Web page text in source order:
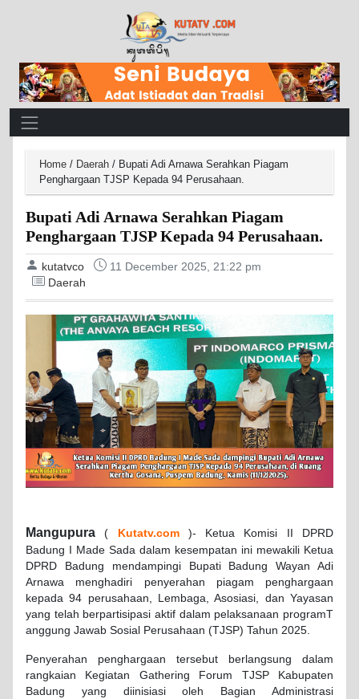
Main Navigation
Home / Daerah / Bupati Adi Arnawa Serahkan Piagam
Penghargaan TJSP Kepada 94 Perusahaan.
Bupati Adi Arnawa Serahkan Piagam
Penghargaan TJSP Kepada 94 Perusahaan.
kutatvco
11 December 2025, 21:22 pm
Daerah
Mangupura ( Kutatv.com)- Ketua Komisi II DPRD
Badung I Made Sada dalam kesempatan ini mewakili Ketua
DPRD Badung mendampingi Bupati Badung Wayan Adi
Arnawa menghadiri penyerahan piagam penghargaan
kepada 94 perusahaan, Lembaga, Asosiasi, dan Yayasan
yang telah berpartisipasi aktif dalam pelaksanaan programT
anggung Jawab Sosial Perusahaan (TJSP) Tahun 2025.
Penyerahan penghargaan tersebut berlangsung dalam
rangkaian Kegiatan Gathering Forum TJSP Kabupaten
Badung yang diinisiasi oleh Bagian Administrasi